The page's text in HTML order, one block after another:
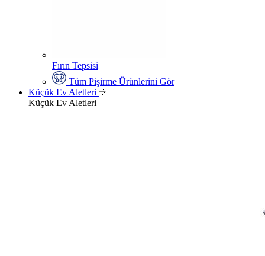
Fırın Tepsisi
Tüm Pişirme Ürünlerini Gör
Küçük Ev Aletleri
Küçük Ev Aletleri